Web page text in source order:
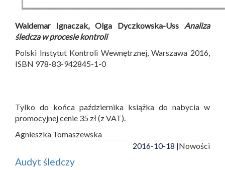
Waldemar Ignaczak, Olga Dyczkowska-Uss Analiza
śledcza w procesie kontroli
Polski Instytut Kontroli Wewnętrznej, Warszawa 2016,
ISBN 978-83-942845-1-0
Tylko do końca października książka do nabycia w
promocyjnej cenie 35 zł (z VAT).
Agnieszka Tomaszewska
2016-10-18 |Nowości
Audyt śledczy